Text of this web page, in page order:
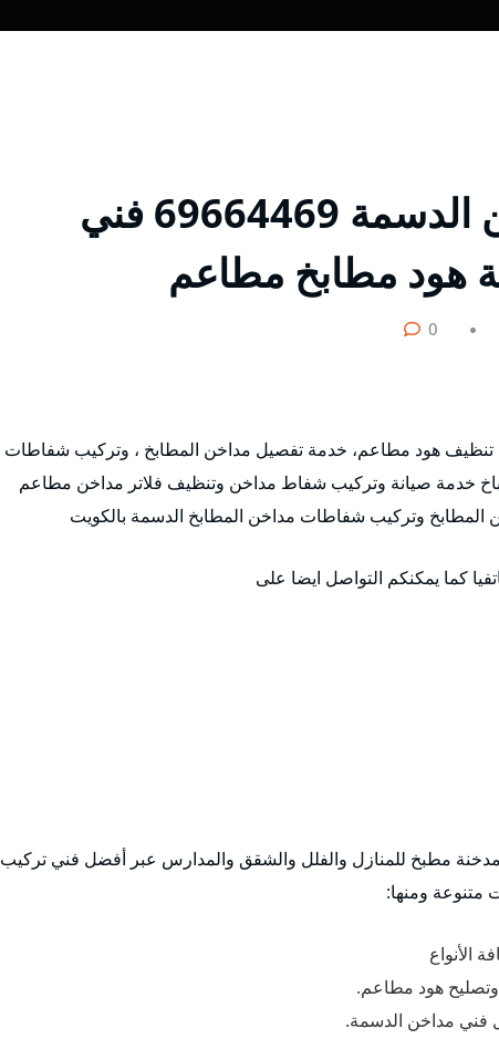
شركة تركيب مداخن الدسمة 69664469 فني
هود مطابخ مطاعم
0
هود مطاعم، خدمة تفصيل مداخن المطابخ ، وتركيب شفاطات
خدمة صيانة وتركيب شفاط مداخن وتنظيف فلاتر مداخن مطاعم
المطابخ وتركيب شفاطات مداخن المطابخ الدسمة بالكويت
كما يمكنكم التواصل ايضا على
مطبخ للمنازل والفلل والشقق والمدارس عبر أفضل فني تركيب
ومنها:
الأنواع
هود مطاعم.
فني مداخن الدسمة.